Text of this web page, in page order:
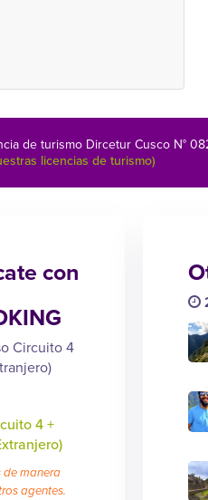
de turismo Dircetur Cusco N°
licencias de turismo)
con
Circuito 4
de manera
agentes.